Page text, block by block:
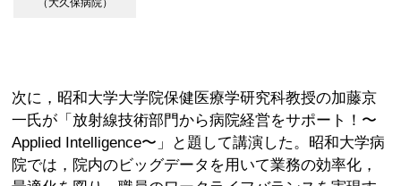
（大久保病院）
次に，昭和大学大学院保健医療学研究科教授の加藤京
一氏が「放射線技術部門から病院経営をサポート！〜
Applied Intelligence〜」と題して講演した。昭和大学病
院では，院内のビッグデータを用いて業務の効率化，